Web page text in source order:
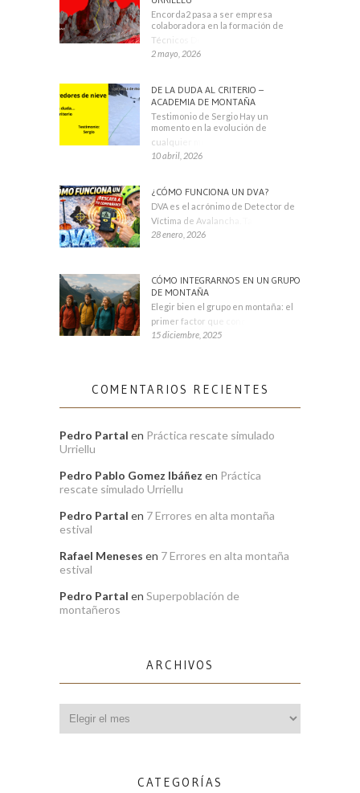
Encorda2 pasa a ser empresa
colaboradora en la formación de
Técnicos Deportivos
2 mayo, 2026
DE LA DUDA AL CRITERIO –
ACADEMIA DE MONTAÑA
Testimonio de Sergio Hay un
momento en la evolución de
cualquier montañero
10 abril, 2026
¿CÓMO FUNCIONA UN DVA?
DVA es el acrónimo de Detector de
Víctima de Avalancha. También se
28 enero, 2026
CÓMO INTEGRARNOS EN UN GRUPO
DE MONTAÑA
Elegir bien el grupo en montaña: el
primer factor que condiciona tu
15 diciembre, 2025
COMENTARIOS RECIENTES
Pedro Partal en Práctica rescate simulado
Urriellu
Pedro Pablo Gomez Ibáñez en Práctica
rescate simulado Urriellu
Pedro Partal en 7 Errores en alta montaña
estival
Rafael Meneses en 7 Errores en alta montaña
estival
Pedro Partal en Superpoblación de
montañeros
ARCHIVOS
CATEGORÍAS